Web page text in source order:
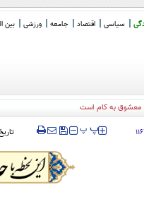
سیاسی اقتصاد جامعه ورزشی بین
معشوق به کام است
‍‍‍ پ پ